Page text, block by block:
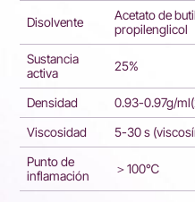
Disolvente
Acetato de
propilenglicol
Sustancia
activa
25%
Densidad
0.93-0.97g/
Viscosidad
5-30 s
Punto de
inflamación
＞100℃